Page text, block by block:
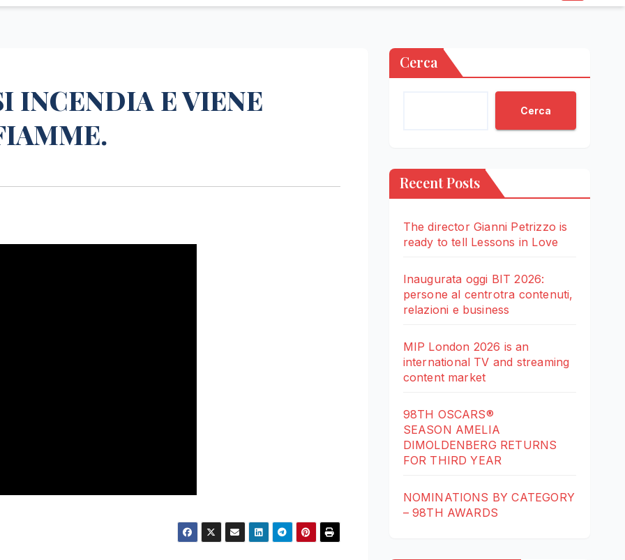
INCENDIA E VIENE
Cerca
Cerca
Recent Posts
The director Gianni Petrizzo is
ready to tell Lessons in Love
Inaugurata oggi BIT 2026:
persone al centrotra contenuti,
relazioni e business
MIP London 2026 is an
international TV and streaming
content market
98TH OSCARS®
SEASON AMELIA
DIMOLDENBERG RETURNS
FOR THIRD YEAR
NOMINATIONS BY CATEGORY
– 98TH AWARDS